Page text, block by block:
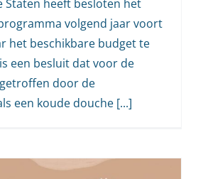
Staten heeft besloten het
volgend jaar voort
het beschikbare budget te
een besluit dat voor de
door de
een koude douche [...]